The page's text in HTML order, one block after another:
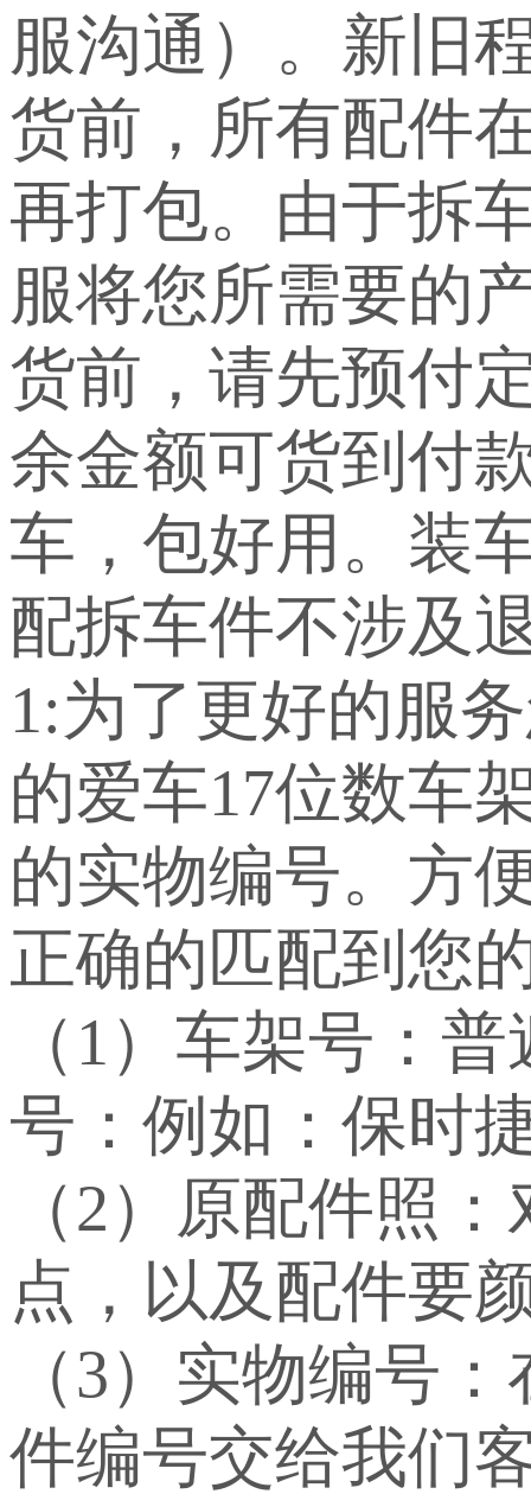
服沟通）。新旧
货前，所有配件
再打包。由于拆
服将您所需要的
货前，请先预付
余金额可货到付
车，包好用。装
配拆车件不涉及
1:为了更好的服
的爱车17位数车
的实物编号。方
正确的匹配到您
（1）车架号：
号：例如：保时
（2）原配件照
点，以及配件要
（3）实物编号
件编号交给我们